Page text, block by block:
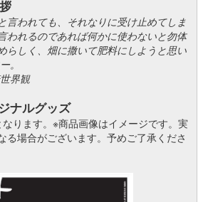
言われても、それなりに受け止めてしま
われるのであれば何かに使わないと勿体
らしく、畑に撒いて肥料にしようと思い
。
界観
ナルグッズ
ります。※商品画像はイメージです。実
る場合がございます。予めご了承くださ